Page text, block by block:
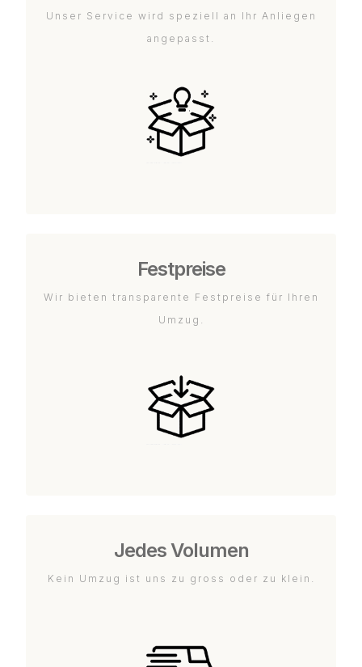
Unser Service wird speziell an Ihr Anliegen
angepasst.
Festpreise
Wir bieten transparente Festpreise für Ihren
Umzug.
Jedes Volumen
Kein Umzug ist uns zu gross oder zu klein.